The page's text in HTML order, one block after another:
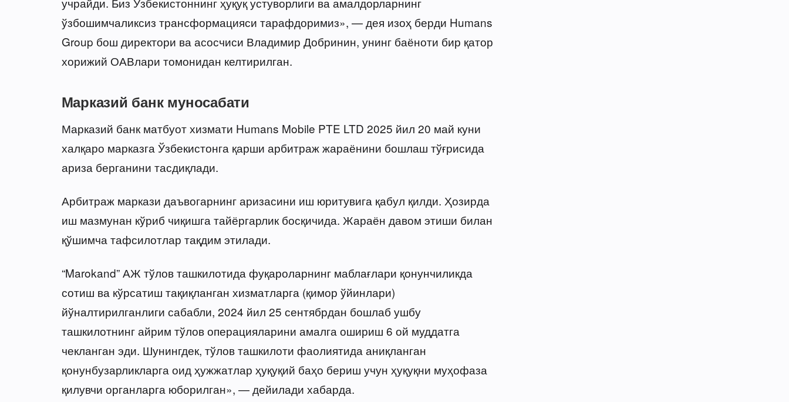
ўзбошимчаликсиз трансформацияси тарафдоримиз», — дея изоҳ берди Humans
Group бош директори ва асосчиси Владимир Добринин, унинг баёноти бир қатор
хорижий ОАВлари томонидан келтирилган.
Марказий банк муносабати
Марказий банк матбуот хизмати Humans Mobile PTE LTD 2025 йил 20 май куни
халқаро марказга Ўзбекистонга қарши арбитраж жараёнини бошлаш тўғрисида
ариза берганини тасдиқлади.
Арбитраж маркази даъвогарнинг аризасини иш юритувига қабул қилди. Ҳозирда
иш мазмунан кўриб чиқишга тайёргарлик босқичида. Жараён давом этиши билан
қўшимча тафсилотлар тақдим этилади.
“Marokand” АЖ тўлов ташкилотида фуқароларнинг маблағлари қонунчиликда
сотиш ва кўрсатиш тақиқланган хизматларга (қимор ўйинлари)
йўналтирилганлиги сабабли, 2024 йил 25 сентябрдан бошлаб ушбу
ташкилотнинг айрим тўлов операцияларини амалга ошириш 6 ой муддатга
чекланган эди. Шунингдек, тўлов ташкилоти фаолиятида аниқланган
қонунбузарликларга оид ҳужжатлар ҳуқуқий баҳо бериш учун ҳуқуқни муҳофаза
қилувчи органларга юборилган», — дейилади хабарда.